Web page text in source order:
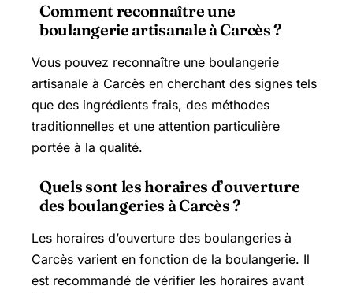
Comment reconnaître une
boulangerie artisanale à Carcès ?
Vous pouvez reconnaître une boulangerie
artisanale à Carcès en cherchant des signes tels
que des ingrédients frais, des méthodes
traditionnelles et une attention particulière
portée à la qualité.
Quels sont les horaires d’ouverture
des boulangeries à Carcès ?
Les horaires d’ouverture des boulangeries à
Carcès varient en fonction de la boulangerie. Il
est recommandé de vérifier les horaires avant